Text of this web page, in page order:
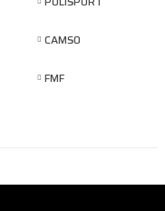
CAMSO
FMF